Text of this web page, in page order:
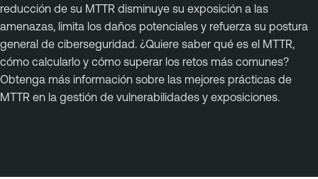
reducción de su MTTR disminuye su exposición a las
amenazas, limita los daños potenciales y refuerza su postura
general de ciberseguridad. ¿Quiere saber qué es el MTTR,
cómo calcularlo y cómo superar los retos más comunes?
Obtenga más información sobre las mejores prácticas de
MTTR en la gestión de vulnerabilidades y exposiciones.